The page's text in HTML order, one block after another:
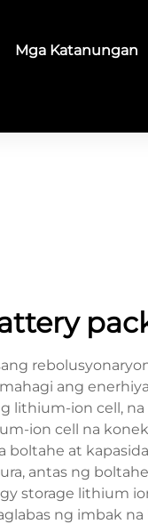
Mga Katanungan
ang
ion cell, na
ion cell na
at
antas ng
storage lithium
ng imbak